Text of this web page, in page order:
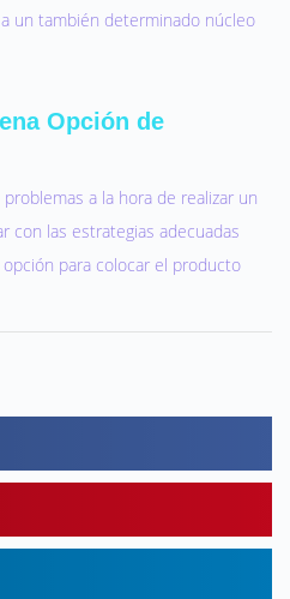
un también determinado núcleo
Opción de
a la hora de realizar un
con las estrategias adecuadas
para colocar el producto